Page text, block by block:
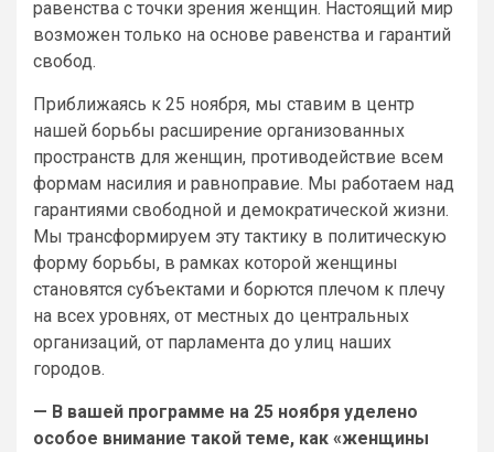
равенства с точки зрения женщин. Настоящий мир
возможен только на основе равенства и гарантий
свобод.
Приближаясь к 25 ноября, мы ставим в центр
нашей борьбы расширение организованных
пространств для женщин, противодействие всем
формам насилия и равноправие. Мы работаем над
гарантиями свободной и демократической жизни.
Мы трансформируем эту тактику в политическую
форму борьбы, в рамках которой женщины
становятся субъектами и борются плечом к плечу
на всех уровнях, от местных до центральных
организаций, от парламента до улиц наших
городов.
— В вашей программе на 25 ноября уделено
особое внимание такой теме, как «женщины